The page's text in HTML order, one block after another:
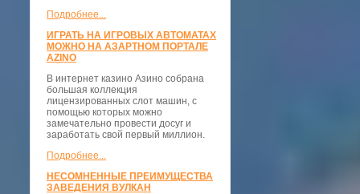
Подробнее...
ИГРАТЬ НА ИГРОВЫХ АВТОМАТАХ
МОЖНО НА АЗАРТНОМ ПОРТАЛЕ
AZINO
В интернет казино Азино собрана
большая коллекция
лицензированных слот машин, с
помощью которых можно
замечательно провести досуг и
заработать свой первый миллион.
Подробнее...
НЕСОМНЕННЫЕ ПРЕИМУЩЕСТВА
ЗАВЕДЕНИЯ ВУЛКАН